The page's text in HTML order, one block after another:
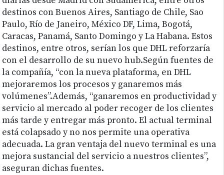
destinos con Buenos Aires, Santiago de Chile, Sao
Paulo, Río de Janeiro, México DF, Lima, Bogotá,
Caracas, Panamá, Santo Domingo y La Habana. Estos
destinos, entre otros, serían los que DHL reforzaría
con el desarrollo de su nuevo hub.Según fuentes de
la compañía, “con la nueva plataforma, en DHL
mejoraremos los procesos y ganaremos más
volúmenes”.Además, “ganaremos en productividad y
servicio al mercado al poder recoger de los clientes
más tarde y entregar más pronto. El actual terminal
está colapsado y no nos permite una operativa
adecuada. La gran ventaja del nuevo terminal es una
mejora sustancial del servicio a nuestros clientes”,
aseguran dichas fuentes.